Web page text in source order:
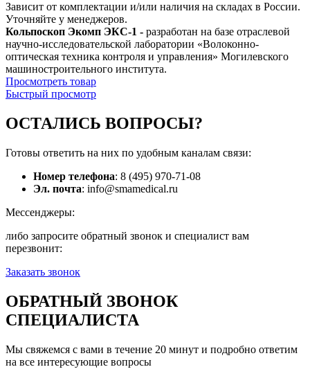
Зависит от комплектации и/или наличия на складах в России.
Уточняйте у менеджеров.
Кольпоскоп Экомп ЭКС-1 - разработан на базе отраслевой
научно-исследовательской лаборатории «Волоконно-
оптическая техника контроля и управления» Могилевского
машиностроительного института.
Просмотреть товар
Быстрый просмотр
ОСТАЛИСЬ ВОПРОСЫ?
Готовы ответить на них по удобным каналам связи:
Номер телефона: 8 (495) 970-71-08
Эл. почта: info@smamedical.ru
Мессенджеры:
либо запросите обратный звонок и специалист вам
перезвонит:
Заказать звонок
ОБРАТНЫЙ ЗВОНОК
СПЕЦИАЛИСТА
Мы свяжемся с вами в течение 20 минут и подробно ответим
на все интересующие вопросы